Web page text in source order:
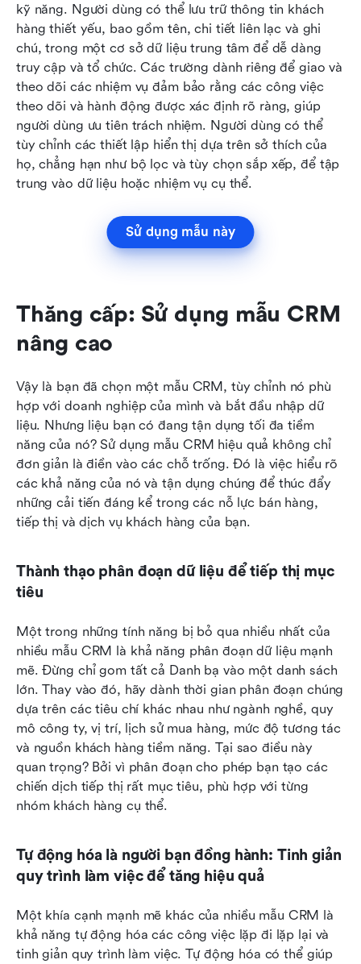
kỹ năng. Người dùng có thể lưu trữ thông tin khách
hàng thiết yếu, bao gồm tên, chi tiết liên lạc và ghi
chú, trong một cơ sở dữ liệu trung tâm để dễ dàng
truy cập và tổ chức. Các trường dành riêng để giao và
theo dõi các nhiệm vụ đảm bảo rằng các công việc
theo dõi và hành động được xác định rõ ràng, giúp
người dùng ưu tiên trách nhiệm. Người dùng có thể
tùy chỉnh các thiết lập hiển thị dựa trên sở thích của
họ, chẳng hạn như bộ lọc và tùy chọn sắp xếp, để tập
trung vào dữ liệu hoặc nhiệm vụ cụ thể.
Sử dụng mẫu này
Thăng cấp: Sử dụng mẫu CRM
nâng cao
Vậy là bạn đã chọn một mẫu CRM, tùy chỉnh nó phù
hợp với doanh nghiệp của mình và bắt đầu nhập dữ
liệu. Nhưng liệu bạn có đang tận dụng tối đa tiềm
năng của nó? Sử dụng mẫu CRM hiệu quả không chỉ
đơn giản là điền vào các chỗ trống. Đó là việc hiểu rõ
các khả năng của nó và tận dụng chúng để thúc đẩy
những cải tiến đáng kể trong các nỗ lực bán hàng,
tiếp thị và dịch vụ khách hàng của bạn.
Thành thạo phân đoạn dữ liệu để tiếp thị mục
tiêu
Một trong những tính năng bị bỏ qua nhiều nhất của
nhiều mẫu CRM là khả năng phân đoạn dữ liệu mạnh
mẽ. Đừng chỉ gom tất cả Danh bạ vào một danh sách
lớn. Thay vào đó, hãy dành thời gian phân đoạn chúng
dựa trên các tiêu chí khác nhau như ngành nghề, quy
mô công ty, vị trí, lịch sử mua hàng, mức độ tương tác
và nguồn khách hàng tiềm năng. Tại sao điều này
quan trọng? Bởi vì phân đoạn cho phép bạn tạo các
chiến dịch tiếp thị rất mục tiêu, phù hợp với từng
nhóm khách hàng cụ thể.
Tự động hóa là người bạn đồng hành: Tinh giản
quy trình làm việc để tăng hiệu quả
Một khía cạnh mạnh mẽ khác của nhiều mẫu CRM là
khả năng tự động hóa các công việc lặp đi lặp lại và
tinh giản quy trình làm việc. Tự động hóa có thể giúp